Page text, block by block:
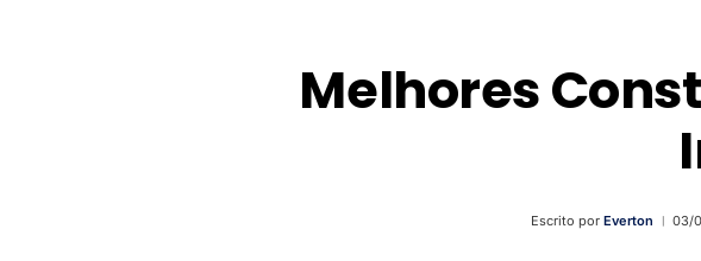
Melhores
Escrito por Everton 03/